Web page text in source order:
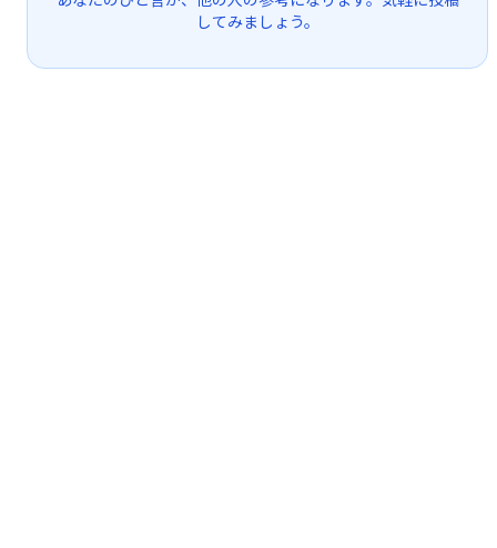
してみましょう。